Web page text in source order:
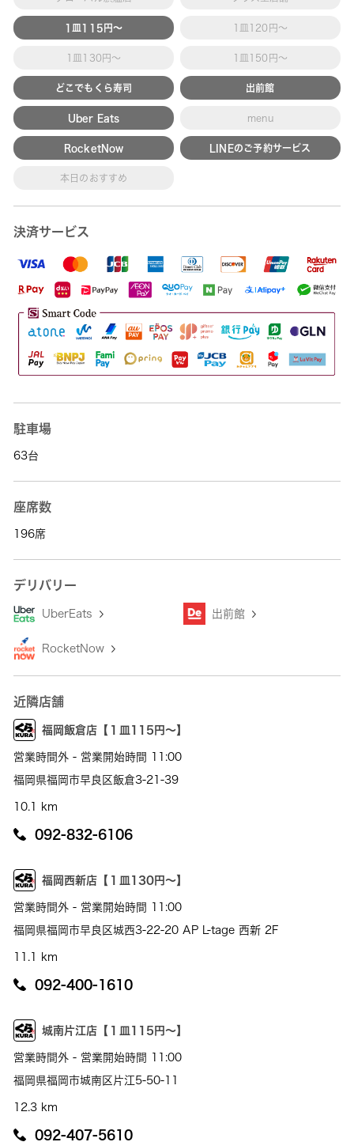
1皿115円～ 1皿120円～
1皿130円～ 1皿150円～
どこでもくら寿司 出前館
Uber Eats menu
RocketNow LINEのご予約サービス
本日のおすすめ
決済サービス
駐車場
63台
座席数
196席
デリバリー
UberEats 出前館
RocketNow
近隣店舗
福岡飯倉店【１皿115円～】
営業時間外 - 営業開始時間 11:00
福岡県福岡市早良区飯倉3-21-39
10.1 km
092-832-6106
福岡西新店【１皿130円～】
営業時間外 - 営業開始時間 11:00
福岡県福岡市早良区城西3-22-20 AP L-tage 西新 2F
11.1 km
092-400-1610
城南片江店【１皿115円～】
営業時間外 - 営業開始時間 11:00
福岡県福岡市城南区片江5-50-11
12.3 km
092-407-5610